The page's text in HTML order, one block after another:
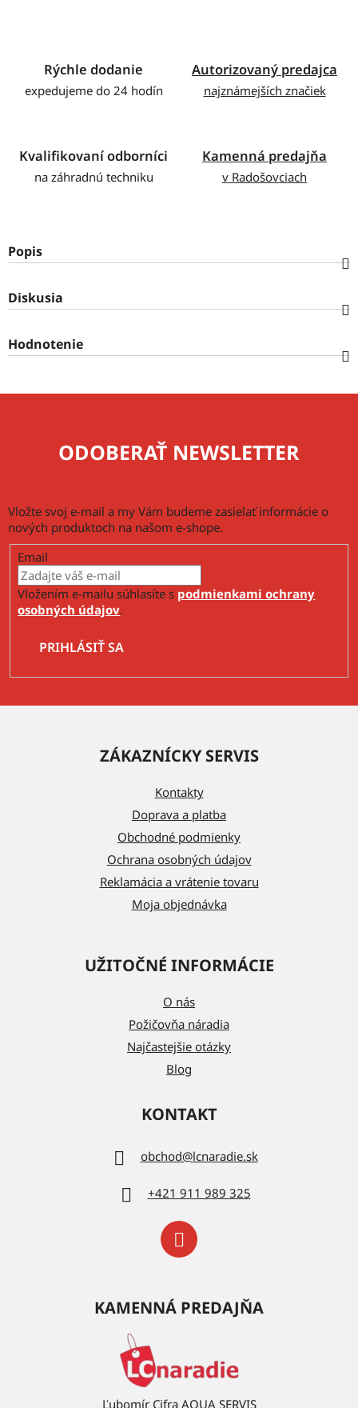
Rýchle dodanie
expedujeme do 24 hodín
Autorizovaný predajca
najznámejších značiek
Kvalifikovaní odborníci
na záhradnú techniku
Kamenná predajňa
v Radošovciach
Popis
Diskusia
Hodnotenie
ODOBERAŤ NEWSLETTER
Vložte svoj e-mail a my Vám budeme zasielať informácie o
nových produktoch na našom e-shope.
Email
Vložením e-mailu súhlasíte s podmienkami ochrany
osobných údajov.
PRIHLÁSIŤ SA
ZÁKAZNÍCKY SERVIS
Kontakty
Doprava a platba
Obchodné podmienky
Ochrana osobných údajov
Reklamácia a vrátenie tovaru
Moja objednávka
UŽITOČNÉ INFORMÁCIE
O nás
Požičovňa náradia
Najčastejšie otázky
Blog
KONTAKT
obchod@lcnaradie.sk
+421 911 989 325
KAMENNÁ PREDAJŇA
Ľubomír Cifra AQUA SERVIS